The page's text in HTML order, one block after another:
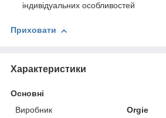
індивідуальних особливостей
Приховати
Характеристики
Основні
Виробник
Orgie